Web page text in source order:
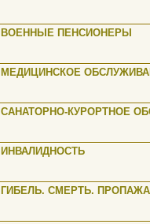
ВОЕННЫЕ ПЕНСИОНЕРЫ
МЕДИЦИНСКОЕ
САНАТОРНО-КУРОРТНОЕ
ИНВАЛИДНОСТЬ
ГИБЕЛЬ. СМЕРТЬ.